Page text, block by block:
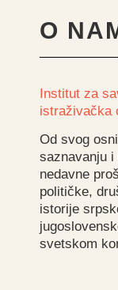
O
Institut za
istraživačka
Od svog
saznavanju i
nedavne
političke,
istorije
svetskom